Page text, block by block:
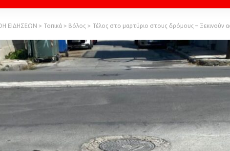
ΕΙΔΗΣΕΩΝ > Τοπικά > Βόλος > Τέλος στο μαρτύριο στους δρόμους –